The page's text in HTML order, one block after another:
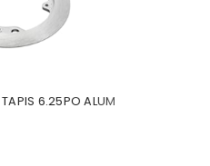
6.25PO ALUM